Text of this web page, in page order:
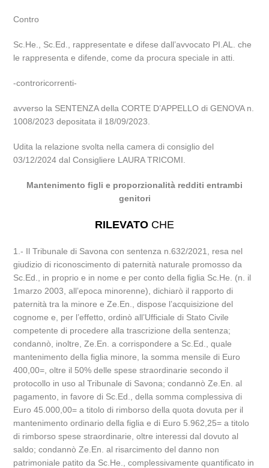
Contro
Sc.He., Sc.Ed., rappresentate e difese dall’avvocato PI.AL. che
le rappresenta e difende, come da procura speciale in atti.
-controricorrenti-
avverso la SENTENZA della CORTE D’APPELLO di GENOVA n.
1008/2023 depositata il 18/09/2023.
Udita la relazione svolta nella camera di consiglio del
03/12/2024 dal Consigliere LAURA TRICOMI.
Mantenimento figli e proporzionalità redditi entrambi
genitori
RILEVATO CHE
1.- Il Tribunale di Savona con sentenza n.632/2021, resa nel
giudizio di riconoscimento di paternità naturale promosso da
Sc.Ed., in proprio e in nome e per conto della figlia Sc.He. (n. il
1marzo 2003, all’epoca minorenne), dichiarò il rapporto di
paternità tra la minore e Ze.En., dispose l’acquisizione del
cognome e, per l’effetto, ordinò all’Ufficiale di Stato Civile
competente di procedere alla trascrizione della sentenza;
condannò, inoltre, Ze.En. a corrispondere a Sc.Ed., quale
mantenimento della figlia minore, la somma mensile di Euro
400,00=, oltre il 50% delle spese straordinarie secondo il
protocollo in uso al Tribunale di Savona; condannò Ze.En. al
pagamento, in favore di Sc.Ed., della somma complessiva di
Euro 45.000,00= a titolo di rimborso della quota dovuta per il
mantenimento ordinario della figlia e di Euro 5.962,25= a titolo
di rimborso spese straordinarie, oltre interessi dal dovuto al
saldo; condannò Ze.En. al risarcimento del danno non
patrimoniale patito da Sc.He., complessivamente quantificato in